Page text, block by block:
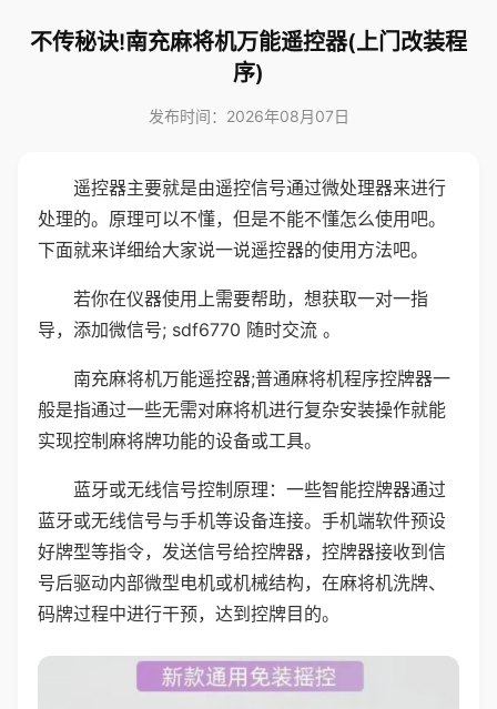
不传秘诀!南充麻将机万能遥控器(上门改装程
序)
发布时间：2026年08月07日
遥控器主要就是由遥控信号通过微处理器来进行
处理的。原理可以不懂，但是不能不懂怎么使用吧。
下面就来详细给大家说一说遥控器的使用方法吧。
若你在仪器使用上需要帮助，想获取一对一指
导，添加微信号; sdf6770 随时交流 。
南充麻将机万能遥控器;普通麻将机程序控牌器一
般是指通过一些无需对麻将机进行复杂安装操作就能
实现控制麻将牌功能的设备或工具。
蓝牙或无线信号控制原理：一些智能控牌器通过
蓝牙或无线信号与手机等设备连接。手机端软件预设
好牌型等指令，发送信号给控牌器，控牌器接收到信
号后驱动内部微型电机或机械结构，在麻将机洗牌、
码牌过程中进行干预，达到控牌目的。